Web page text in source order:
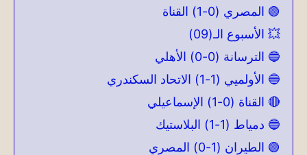
🟢 المصري (0-1) القناة
💥 الأسبوع الـ(09)
🔵 الترسانة (0-0) الأهلي
🔵 الأولميي (1-1) الاتحاد السكندري
🔴 القناة (0-1) الإسماعيلي
🔵 دمياط (1-1) البلاستيك
🟢 الطيران (1-0) المصري